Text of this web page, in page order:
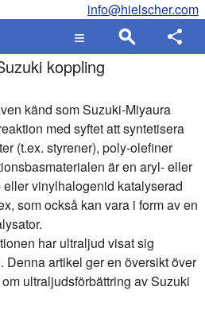
info@hielscher.com
koppling
känd som Suzuki-Miyaura
med syftet att syntetisera
(t.ex. styrener), poly-olefiner
är en aryl- eller
vinylhalogenid katalyserad
som också kan vara i form av en
har ultraljud visat sig
Denna artikel ger en översikt över
ultraljudsförbättring av Suzuki